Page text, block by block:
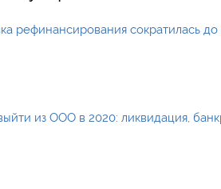
рефинансирования сократилась
из ООО в 2020: ликвидация,